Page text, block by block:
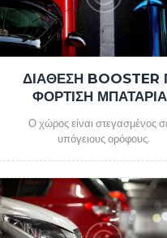
ΔΙΑΘΕΣΗ BOOSTER
ΦΟΡΤΙΣΗ
Ο χώρος είναι στεγασμένος
υπόγειους ορόφους.